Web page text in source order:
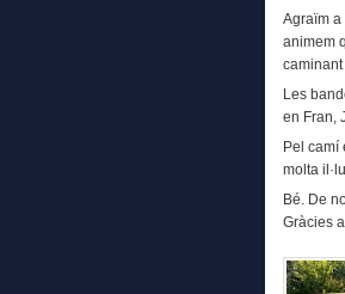
Agraïm a
animem
Les
en Fran,
Pel camí
molta
Bé. De
Gràcies